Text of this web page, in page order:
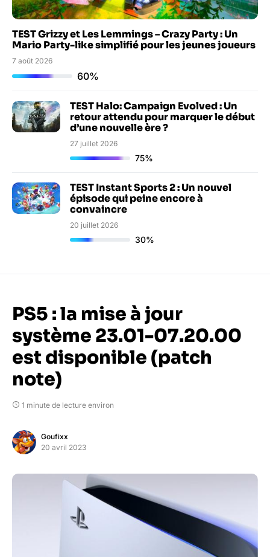
TEST Grizzy et Les Lemmings – Crazy Party : Un
Mario Party-like simplifié pour les jeunes joueurs
7 août 2026
60%
TEST Halo: Campaign Evolved : Un
retour attendu pour marquer le début
d’une nouvelle ère ?
27 juillet 2026
75%
TEST Instant Sports 2 : Un nouvel
épisode qui peine encore à
convaincre
20 juillet 2026
30%
PS5 : la mise à jour
système 23.01-07.20.00
est disponible (patch
note)
1 minute de lecture environ
Goufixx
20 avril 2023